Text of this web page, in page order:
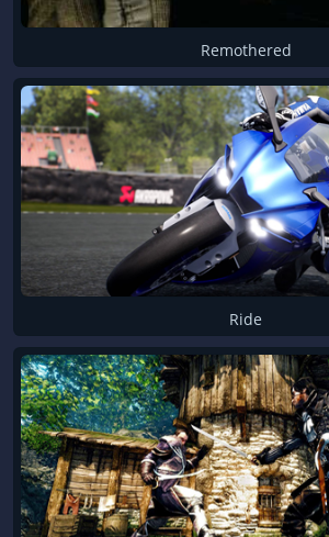
Sniper Ghost Warrior
The Elder Scrolls
Titan Quest
Tour de France
Tropico
Warcraft
Wolfenstein
Remothered
Ride